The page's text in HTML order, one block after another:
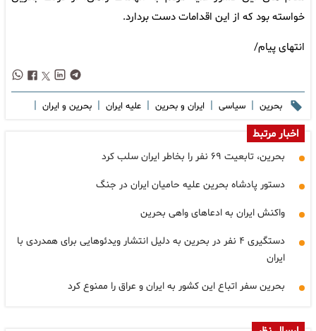
خواسته بود که از این اقدامات دست بردارد.
انتهای پیام/
بحرین | سیاسی | ایران و بحرین | علیه ایران | بحرین و ایران |
اخبار مرتبط
بحرین، تابعیت ۶۹ نفر را بخاطر ایران سلب کرد
دستور پادشاه بحرین علیه حامیان ایران در جنگ
واکنش ایران به ادعاهای واهی بحرین
دستگیری ۴ نفر در بحرین به دلیل انتشار ویدئوهایی برای همدردی با
ایران
بحرین سفر اتباع این کشور به ایران و عراق را ممنوع کرد